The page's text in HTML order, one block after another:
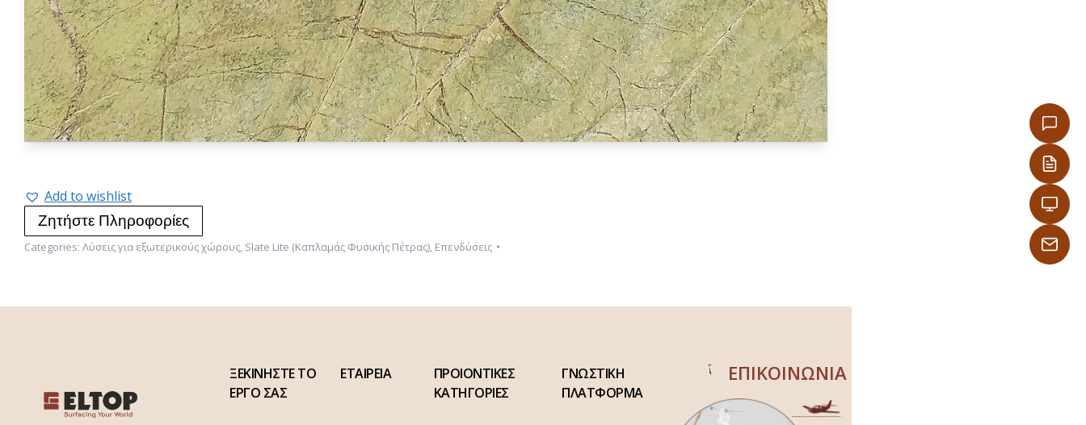
Add to wishlist
Ζητήστε Πληροφορίες
Categories: Λύσεις για εξωτερικούς χώρους, Slate Lite (Καπλαμάς Φυσικής Πέτρας), Επενδύσεις
ΞΕΚΙΝΗΣΤΕ ΤΟ
ΕΡΓΟ ΣΑΣ
ΕΤΑΙΡΕΙΑ
ΠΡΟΙΟΝΤΙΚΕΣ
ΚΑΤΗΓΟΡΙΕΣ
ΓΝΩΣΤΙΚΗ
ΠΛΑΤΦΟΡΜΑ
ΕΠΙΚΟΙΝΩΝΙΑ